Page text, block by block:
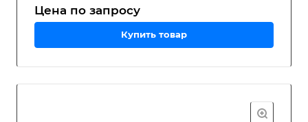
Цена по запросу
Купить товар